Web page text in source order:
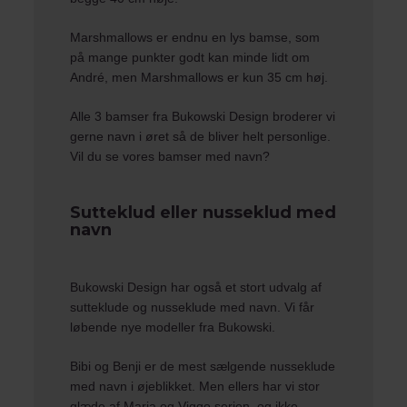
Marshmallows er endnu en lys bamse, som
på mange punkter godt kan minde lidt om
André, men Marshmallows er kun 35 cm høj.
Alle 3 bamser fra Bukowski Design broderer vi
gerne navn i øret så de bliver helt personlige.
Vil du se vores bamser med navn?
Sutteklud eller nusseklud med
navn
Bukowski Design har også et stort udvalg af
sutteklude og nusseklude med navn. Vi får
løbende nye modeller fra Bukowski.
Bibi og Benji er de mest sælgende nusseklude
med navn i øjeblikket. Men ellers har vi stor